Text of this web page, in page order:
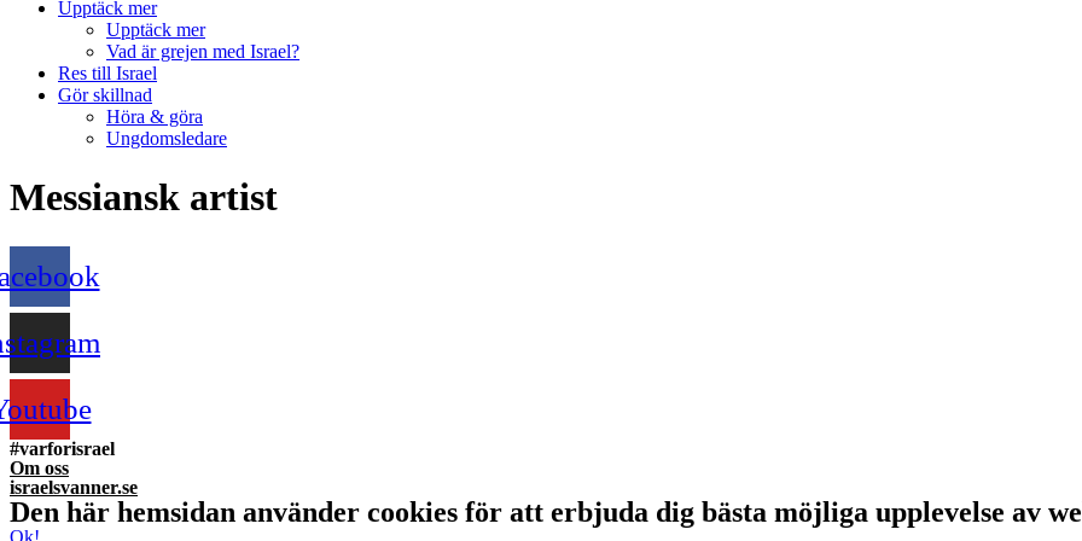
Upptäck mer
Upptäck mer
Vad är grejen med Israel?
Res till Israel
Gör skillnad
Höra & göra
Ungdomsledare
Messiansk artist
#varforisrael
Om oss
israelsvanner.se
Den här hemsidan använder cookies för att erbjuda dig bästa möjliga upplevelse av
Ok!